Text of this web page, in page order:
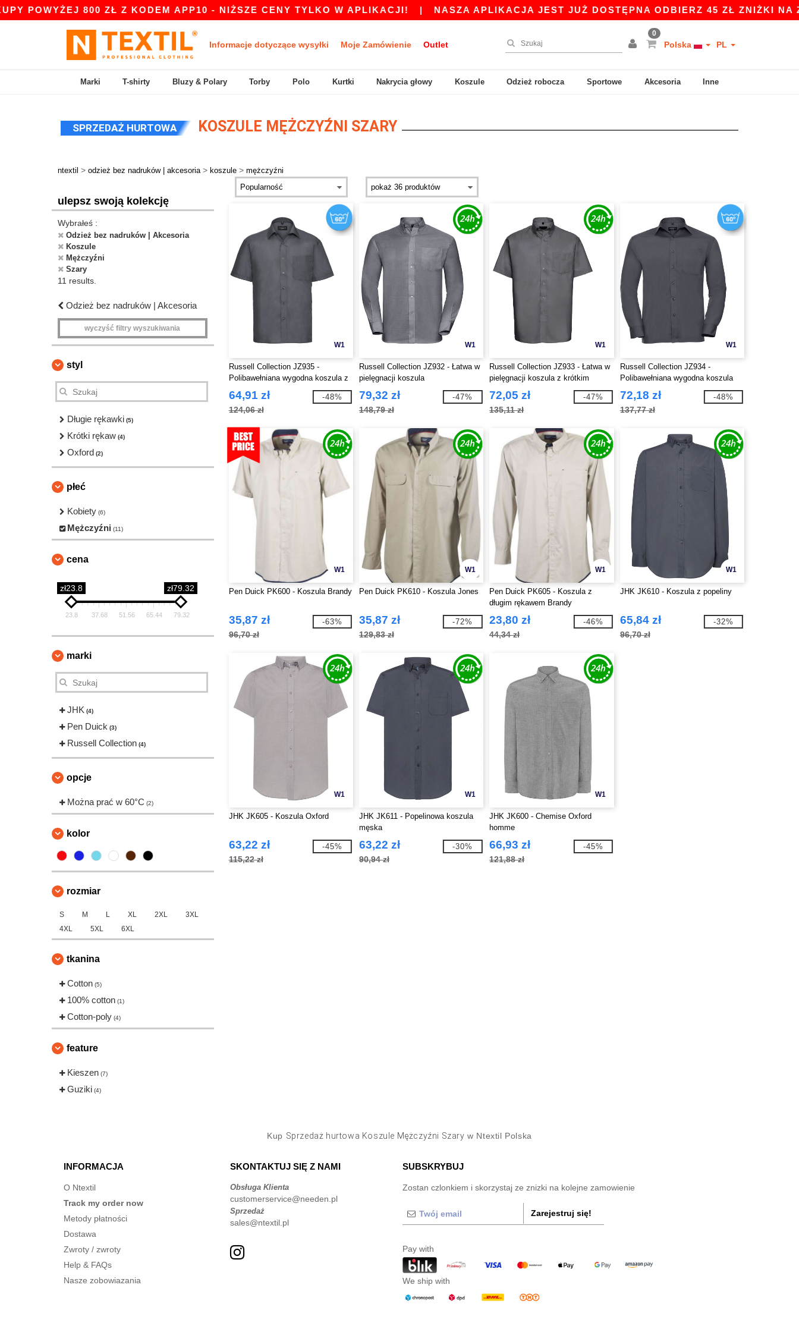
800 ZŁ Z KODEM APP10 - NIŻSZE CENY TYLKO W APLIKACJI!| NASZA APLIKACJA JEST JUŻ DOSTĘPNA ODBIERZ 45 ZŁ ZNIŻKI NA
Informacje dotyczące wysyłki Moje Zamówienie Outlet
0
Polska PL
Marki T-shirty Bluzy & Polary Torby Polo Kurtki Nakrycia głowy Koszule Odzież robocza Sportowe Akcesoria Inne
SPRZEDAŻ HURTOWA KOSZULE MĘŻCZYŹNI SZARY
ntextil > odzież bez nadruków | akcesoria > koszule > mężczyźni
ulepsz swoją kolekcję
Wybrałeś :
Odzież bez nadruków | Akcesoria
Koszule
Mężczyźni
Szary
11 results.
Odzież bez nadruków | Akcesoria
wyczyść filtry wyszukiwania
styl
Długie rękawki (5)
Krótki rękaw (4)
Oxford (2)
płeć
Kobiety (6)
Mężczyźni (11)
cena
zł23.8 zł79.32
23.8 37.68 51.56 65.44 79.32
marki
JHK (4)
Pen Duick (3)
Russell Collection (4)
opcje
Można prać w 60°C (2)
kolor
rozmiar
S M L XL 2XL
3XL
4XL
5XL 6XL
tkanina
Cotton (5)
100% cotton (1)
Cotton-poly (4)
feature
Kieszen (7)
Guziki (4)
W1
Russell Collection JZ935 -
Polibawełniana wygodna koszula z
krótkim rękawem
64,91 zł
124,06 zł
-48%
W1
Russell Collection JZ932 - Łatwa w
pielęgnacji koszula
79,32 zł
148,79 zł
-47%
W1
Russell Collection JZ933 - Łatwa w
pielęgnacji koszula z krótkim
rękawem
72,05 zł
135,11 zł
-47%
W1
Russell Collection JZ934 -
Polibawełniana wygodna koszula
72,18 zł
137,77 zł
-48%
W1
Pen Duick PK600 - Koszula Brandy
35,87 zł
96,70 zł
-63%
W1
Pen Duick PK610 - Koszula Jones
35,87 zł
129,83 zł
-72%
W1
Pen Duick PK605 - Koszula z
długim rękawem Brandy
23,80 zł
44,34 zł
-46%
W1
JHK JK610 - Koszula z popeliny
65,84 zł
96,70 zł
-32%
W1
JHK JK605 - Koszula Oxford
63,22 zł
115,22 zł
-45%
W1
JHK JK611 - Popelinowa koszula
męska
63,22 zł
90,94 zł
-30%
W1
JHK JK600 - Chemise Oxford
homme
66,93 zł
121,88 zł
-45%
Kup Sprzedaż hurtowa Koszule Mężczyźni Szary w Ntextil Polska
INFORMACJA
O Ntextil
Track my order now
Metody płatności
Dostawa
Zwroty / zwroty
Help & FAQs
Nasze zobowiazania
SKONTAKTUJ SIĘ Z NAMI
Obsługa Klienta
customerservice@needen.pl
Sprzedaż
sales@ntextil.pl
SUBSKRYBUJ
Zostan czlonkiem i skorzystaj ze znizki na kolejne zamowienie
Zarejestruj się!
Pay with
We ship with